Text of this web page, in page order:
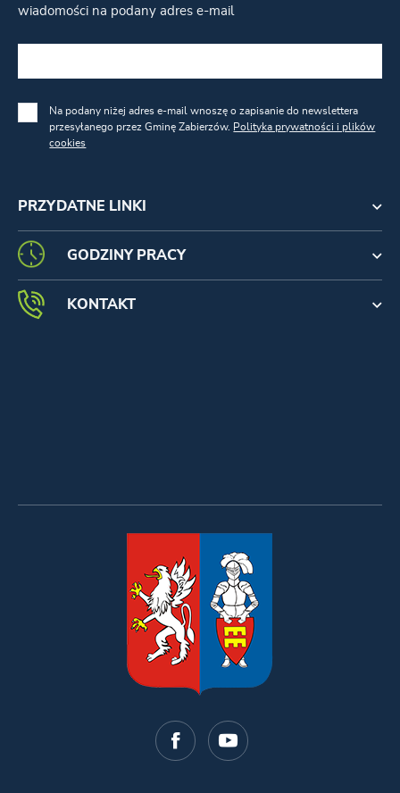
PRZYDATNE LINKI
wiadomości na podany adres e-mail
Na podany niżej adres e-mail wnoszę o zapisanie do newslettera
przesyłanego przez Gminę Zabierzów. Polityka prywatności i plików
cookies
GODZINY PRACY
KONTAKT